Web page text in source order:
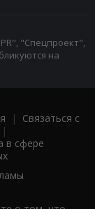
"Спецпроект",
на
| Связаться с
|
в сфере